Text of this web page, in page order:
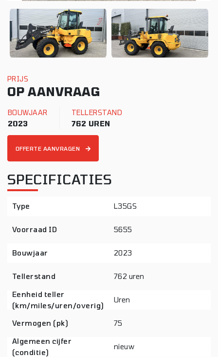
PRIJS
OP AANVRAAG
BOUWJAAR
2023
TELLERSTAND
762 UREN
OFFERTE AANVRAGEN
SPECIFICATIES
Type L35GS
Voorraad ID 5655
Bouwjaar 2023
Tellerstand 762 uren
Eenheid teller
(km/miles/uren/overig)
Uren
Vermogen (pk) 75
Algemeen cijfer
(conditie)
nieuw